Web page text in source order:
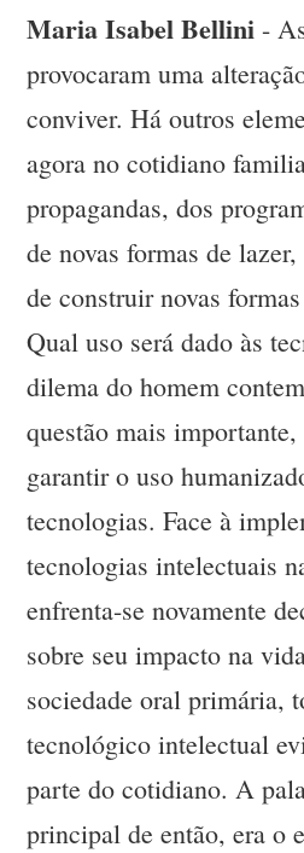
Maria Isabel Bellini -
provocaram uma
conviver. Há outros
agora no cotidiano
propagandas, dos
de novas formas de
de construir novas
Qual uso será dado às
dilema do homem
questão mais
garantir o uso
tecnologias. Face à
tecnologias intelectuais
enfrenta-se novamente
sobre seu impacto na
sociedade oral primária,
tecnológico intelectual
parte do cotidiano. A
principal de então, era o